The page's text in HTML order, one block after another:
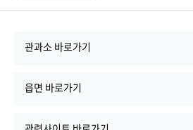
관과소 바로가기
읍면 바로가기